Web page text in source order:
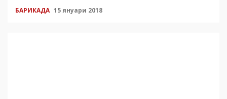
БАРИКАДА 15 януари 2018